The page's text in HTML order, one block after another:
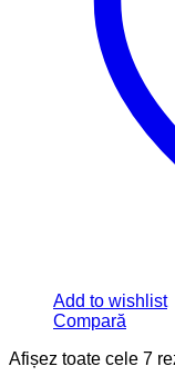
Add to wishlist
Compară
Afișez toate cele 7